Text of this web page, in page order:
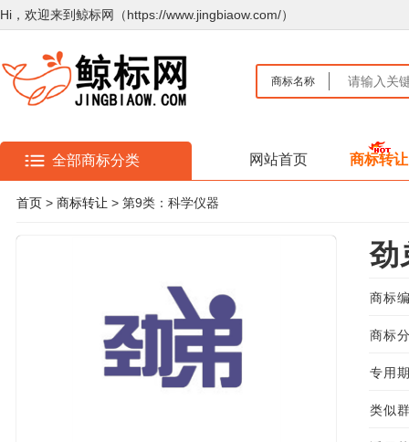
Hi，欢迎来到鲸标网（https://www.jingbiaow.com/）
商标名称
全部商标分类 网站首页 商标转让
首页 > 商标转让 > 第9类：科学仪器
劲
商标
商标
专用
类似